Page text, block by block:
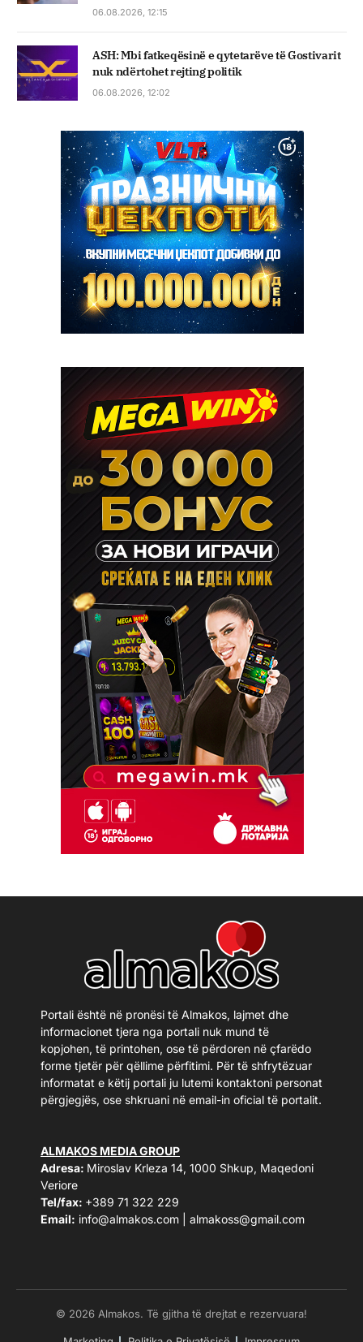
06.08.2026, 12:15
ASH: Mbi fatkeqësinë e qytetarëve të Gostivarit
nuk ndërtohet rejting politik
06.08.2026, 12:02
Portali është në pronësi të Almakos, lajmet dhe
informacionet tjera nga portali nuk mund të
kopjohen, të printohen, ose të përdoren në çfarëdo
forme tjetër për qëllime përfitimi. Për të shfrytëzuar
informatat e këtij portali ju lutemi kontaktoni personat
përgjegjës, ose shkruani në email-in oficial të portalit.
ALMAKOS MEDIA GROUP
Adresa: Miroslav Krleza 14, 1000 Shkup, Maqedoni
Veriore
Tel/fax: +389 71 322 229
Email: info@almakos.com almakoss@gmail.com
© 2026 Almakos. Të gjitha të drejtat e rezervuara!